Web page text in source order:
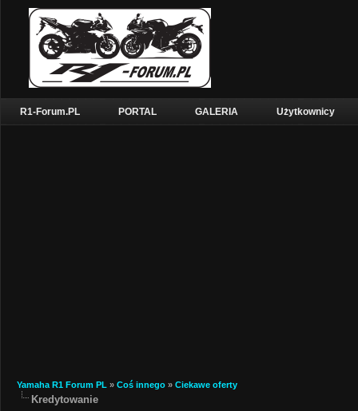
R1-Forum.PL PORTAL GALERIA Użytkownicy
Yamaha R1 Forum PL » Coś innego » Ciekawe oferty
Kredytowanie